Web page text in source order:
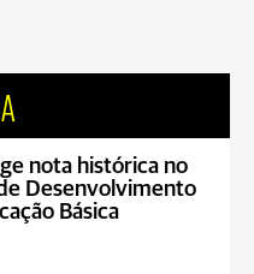
nota histórica no
Desenvolvimento
Básica